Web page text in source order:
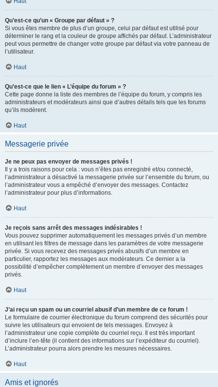
Qu’est-ce qu’un « Groupe par défaut » ?
Si vous êtes membre de plus d’un groupe, celui par défaut est utilisé pour
déterminer le rang et la couleur de groupe affichés par défaut. L’administrateur
peut vous permettre de changer votre groupe par défaut via votre panneau de
l’utilisateur.
Haut
Qu’est-ce que le lien « L’équipe du forum » ?
Cette page donne la liste des membres de l’équipe du forum, y compris les
administrateurs et modérateurs ainsi que d’autres détails tels que les forums
qu’ils modèrent.
Haut
Messagerie privée
Je ne peux pas envoyer de messages privés !
Il y a trois raisons pour cela : vous n’êtes pas enregistré et/ou connecté,
l’administrateur a désactivé la messagerie privée sur l’ensemble du forum, ou
l’administrateur vous a empêché d’envoyer des messages. Contactez
l’administrateur pour plus d’informations.
Haut
Je reçois sans arrêt des messages indésirables !
Vous pouvez supprimer automatiquement les messages privés d’un membre
en utilisant les filtres de message dans les paramètres de votre messagerie
privée. Si vous recevez des messages privés abusifs d’un membre en
particulier, rapportez les messages aux modérateurs. Ce dernier a la
possibilité d’empêcher complètement un membre d’envoyer des messages
privés.
Haut
J’ai reçu un spam ou un courriel abusif d’un membre de ce forum !
Le formulaire de courrier électronique du forum comprend des sécurités pour
suivre les utilisateurs qui envoient de tels messages. Envoyez à
l’administrateur une copie complète du courriel reçu. Il est très important
d’inclure l’en-tête (il contient des informations sur l’expéditeur du courriel).
L’administrateur pourra alors prendre les mesures nécessaires.
Haut
Amis et ignorés